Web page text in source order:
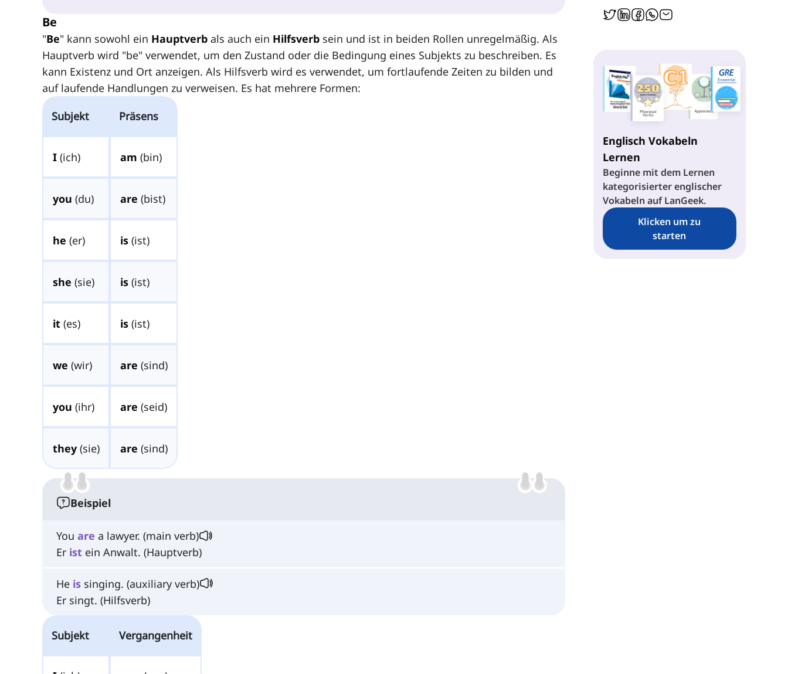
Be
"Be" kann sowohl ein Hauptverb als auch ein Hilfsverb sein und ist in beiden Rollen unregelmäßig. Als
Hauptverb wird "be" verwendet, um den Zustand oder die Bedingung eines Subjekts zu beschreiben. Es
kann Existenz und Ort anzeigen. Als Hilfsverb wird es verwendet, um fortlaufende Zeiten zu bilden und
auf laufende Handlungen zu verweisen. Es hat mehrere Formen:
Subjekt
Präsens
I(ich) am (bin)
you (du) are (bist)
he (er) is(ist)
she (sie) is(ist)
it(es) is(ist)
we (wir) are (sind)
you (ihr) are (seid)
they(sie) are (sind)
Beispiel
You are a lawyer. (main verb)
Er ist ein Anwalt. (Hauptverb)
He is singing. (auxiliary verb)
Er singt. (Hilfsverb)
Subjekt Vergangenheit
Englisch Vokabeln
Lernen
Beginne mit dem Lernen
kategorisierter englischer
Vokabeln auf LanGeek.
Klicken um zu
starten